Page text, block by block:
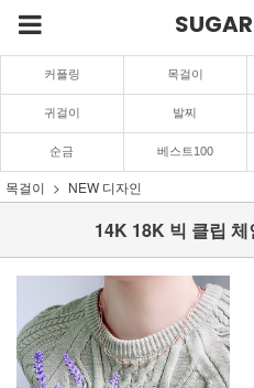
커플링 목걸이
귀걸이 발찌
순금 베스트100
목걸이 NEW 디자인
14K 18K 빅 클립